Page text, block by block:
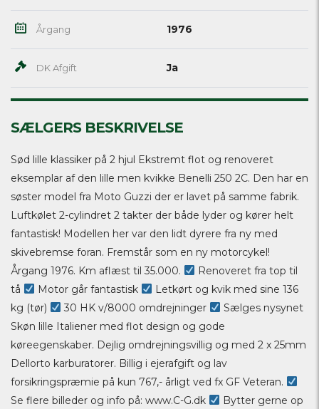
Årgang 1976
DK Afgift Ja
SÆLGERS BESKRIVELSE
Sød lille klassiker på 2 hjul Ekstremt flot og renoveret
eksemplar af den lille men kvikke Benelli 250 2C. Den har en
søster model fra Moto Guzzi der er lavet på samme fabrik.
Luftkølet 2-cylindret 2 takter der både lyder og kører helt
fantastisk! Modellen her var den lidt dyrere fra ny med
skivebremse foran. Fremstår som en ny motorcykel!
Årgang 1976. Km aflæst til 35.000.
Renoveret fra top til
tå
Motor går fantastisk
Letkørt og kvik med sine 136
kg (tør)
30 HK v/8000 omdrejninger
Sælges nysynet
Skøn lille Italiener med flot design og gode
køreegenskaber. Dejlig omdrejningsvillig og med 2 x 25mm
Dellorto karburatorer. Billig i ejerafgift og lav
forsikringspræmie på kun 767,- årligt ved fx GF Veteran.
Se flere billeder og info på: www.C-G.dk
Bytter gerne op